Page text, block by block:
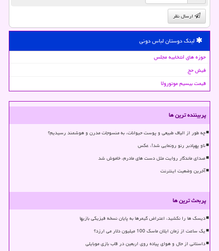
ارسال نظر
لینک دوستان لباس دونی
حوزه های انتخابیه مجلس
فیش حج
قیمت بیسیم موتورولا
پربیننده ترین ها
چه طور از الیاف طبیعی و پوست حیوانات، به منسوجات مدرن و هوشمند رسیدیم؟
ناو پهپادبر رنو رونمایی شد!، عکس
صدای ماندگار روایت مثل دست های مادرم، خاموش شد
آخرین وضعیت اینترنت
پربحث ترین ها
دیسک ها را نکشید، اعتراض گیمرها به پایان نسخه فیزیکی بازیها
یک ساعت از زمان ایلان ماسک 100 میلیون دلار می ارزد؟
داستانی از حال و هوای پیاده روی اربعین در قاب بازی موبایلی